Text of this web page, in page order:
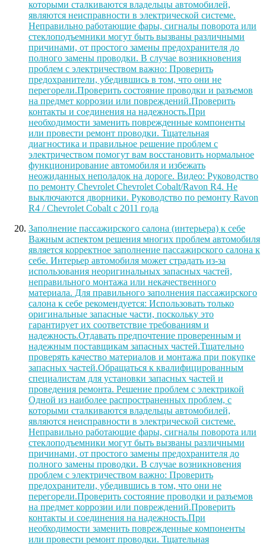
которыми сталкиваются владельцы автомобилей,
являются неисправности в электрической системе.
Неправильно работающие фары, сигналы поворота или
стеклоподъемники могут быть вызваны различными
причинами, от простого замены предохранителя до
полного замены проводки. В случае возникновения
проблем с электричеством важно: Проверить
предохранители, убедившись в том, что они не
перегорели.Проверить состояние проводки и разъемов
на предмет коррозии или повреждений.Проверить
контакты и соединения на надежность.При
необходимости заменить поврежденные компоненты
или провести ремонт проводки. Тщательная
диагностика и правильное решение проблем с
электричеством помогут вам восстановить нормальное
функционирование автомобиля и избежать
неожиданных неполадок на дороге. Видео: Руководство
по ремонту Chevrolet Chevrolet Cobalt/Ravon R4. Не
выключаются дворники. Руководство по ремонту Ravon
R4 / Chevrolet Cobalt с 2011 года
Заполнение пассажирского салона (интерьера) к себе
Важным аспектом решения многих проблем автомобиля
является корректное заполнение пассажирского салона к
себе. Интерьер автомобиля может страдать из-за
использования неоригинальных запасных частей,
неправильного монтажа или некачественного
материала. Для правильного заполнения пассажирского
салона к себе рекомендуется: Использовать только
оригинальные запасные части, поскольку это
гарантирует их соответствие требованиям и
надежность.Отдавать предпочтение проверенным и
надежным поставщикам запасных частей.Тщательно
проверять качество материалов и монтажа при покупке
запасных частей.Обращаться к квалифицированным
специалистам для установки запасных частей и
проведения ремонта. Решение проблем с электрикой
Одной из наиболее распространенных проблем, с
которыми сталкиваются владельцы автомобилей,
являются неисправности в электрической системе.
Неправильно работающие фары, сигналы поворота или
стеклоподъемники могут быть вызваны различными
причинами, от простого замены предохранителя до
полного замены проводки. В случае возникновения
проблем с электричеством важно: Проверить
предохранители, убедившись в том, что они не
перегорели.Проверить состояние проводки и разъемов
на предмет коррозии или повреждений.Проверить
контакты и соединения на надежность.При
необходимости заменить поврежденные компоненты
или провести ремонт проводки. Тщательная